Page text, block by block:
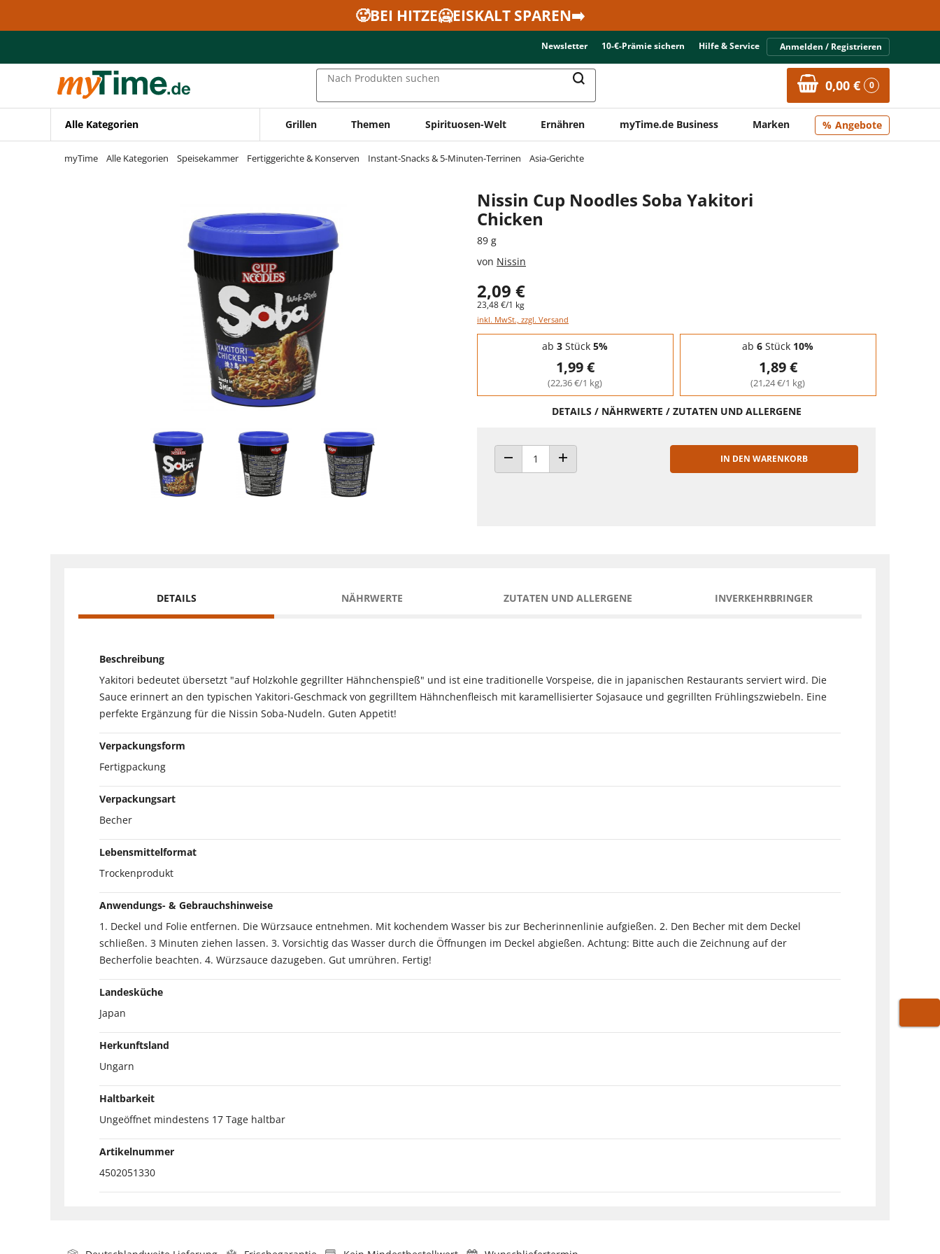
Zur Navigation springen
🥵BEI HITZE🥶EISKALT SPAREN➡️
Newsletter 10-€-Prämie sichern Hilfe & Service Anmelden / Registrieren
Nach Produkten suchen 0,00 € 0
Alle Kategorien Grillen Themen Spirituosen-Welt Ernähren myTime.de Business Marken Angebote
myTime Alle Kategorien Speisekammer Fertiggerichte & Konserven Instant-Snacks & 5-Minuten-Terrinen Asia-Gerichte
Nissin Cup Noodles Soba Yakitori
Chicken
89 g
von Nissin
2,09 €
23,48 €/1 kg
inkl. MwSt., zzgl. Versand
Staffelpreise - Mengenrabatt
ab 3 Stück 5%
1,99 €
(22,36 €/1 kg)
ab 6 Stück 10%
1,89 €
(21,24 €/1 kg)
DETAILS / NÄHRWERTE / ZUTATEN UND ALLERGENE
ANZAHL VERRINGERNANZAHL ERHÖHEN
IN DEN WARENKORB
DETAILS NÄHRWERTE ZUTATEN UND ALLERGENE INVERKEHRBRINGER
Beschreibung
Yakitori bedeutet übersetzt "auf Holzkohle gegrillter Hähnchenspieß" und ist eine traditionelle Vorspeise, die in japanischen Restaurants serviert wird. Die
Sauce erinnert an den typischen Yakitori-Geschmack von gegrilltem Hähnchenfleisch mit karamellisierter Sojasauce und gegrillten Frühlingszwiebeln. Eine
perfekte Ergänzung für die Nissin Soba-Nudeln. Guten Appetit!
Verpackungsform
Fertigpackung
Verpackungsart
Becher
Lebensmittelformat
Trockenprodukt
Anwendungs- & Gebrauchshinweise
1. Deckel und Folie entfernen. Die Würzsauce entnehmen. Mit kochendem Wasser bis zur Becherinnenlinie aufgießen. 2. Den Becher mit dem Deckel
schließen. 3 Minuten ziehen lassen. 3. Vorsichtig das Wasser durch die Öffnungen im Deckel abgießen. Achtung: Bitte auch die Zeichnung auf der
Becherfolie beachten. 4. Würzsauce dazugeben. Gut umrühren. Fertig!
Landesküche
Japan
Herkunftsland
Ungarn
Haltbarkeit
Ungeöffnet mindestens 17 Tage haltbar
Artikelnummer
4502051330